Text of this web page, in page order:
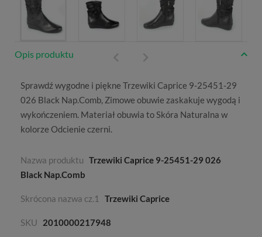
Opis produktu
Sprawdź wygodne i piękne Trzewiki Caprice 9-25451-29
026 Black Nap.Comb, Zimowe obuwie zaskakuje wygodą i
wykończeniem. Materiał obuwia toSkóra Naturalna w
kolorze Odcienie czerni.
Nazwa produktu Trzewiki Caprice 9-25451-29 026
Black Nap.Comb
Skrócona nazwa cz.1 Trzewiki Caprice
SKU 2010000217948